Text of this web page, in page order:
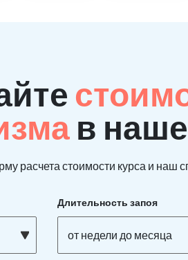
в
расчета стоимости курса и наш
Длительность запоя
от недели до месяца